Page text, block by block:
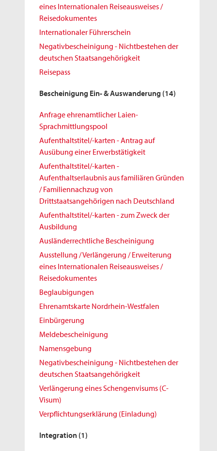
eines Internationalen Reiseausweises /
Reisedokumentes
Internationaler Führerschein
Negativbescheinigung - Nichtbestehen der
deutschen Staatsangehörigkeit
Reisepass
Bescheinigung Ein- & Auswanderung (14)
Anfrage ehrenamtlicher Laien-
Sprachmittlungspool
Aufenthaltstitel/-karten - Antrag auf
Ausübung einer Erwerbstätigkeit
Aufenthaltstitel/-karten -
Aufenthaltserlaubnis aus familiären Gründen
/ Familiennachzug von
Drittstaatsangehörigen nach Deutschland
Aufenthaltstitel/-karten - zum Zweck der
Ausbildung
Ausländerrechtliche Bescheinigung
Ausstellung / Verlängerung / Erweiterung
eines Internationalen Reiseausweises /
Reisedokumentes
Beglaubigungen
Ehrenamtskarte Nordrhein-Westfalen
Einbürgerung
Meldebescheinigung
Namensgebung
Negativbescheinigung - Nichtbestehen der
deutschen Staatsangehörigkeit
Verlängerung eines Schengenvisums (C-
Visum)
Verpflichtungserklärung (Einladung)
Integration (1)